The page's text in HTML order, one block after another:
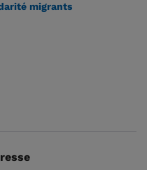
migrants